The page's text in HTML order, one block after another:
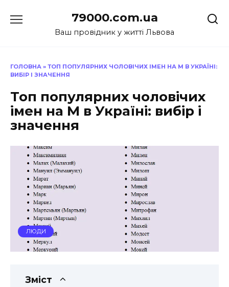
до
79000.com.ua
Ваш провідник у житті Львова
ГОЛОВНА » ТОП ПОПУЛЯРНИХ ЧОЛОВІЧИХ ІМЕН НА М В УКРАЇНІ:
ВИБІР І ЗНАЧЕННЯ
Топ популярних чоловічих
імен на М в Україні: вибір і
значення
ЛЮДИ
Зміст